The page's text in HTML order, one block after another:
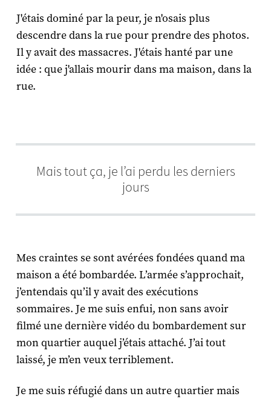
J'étais dominé par la peur, je n'osais plus
descendre dans la rue pour prendre des photos.
Il y avait des massacres. J'étais hanté par une
idée : que j'allais mourir dans ma maison, dans la
rue.
Mais tout ça, je l’ai perdu les derniers
jours
Mes craintes se sont avérées fondées quand ma
maison a été bombardée. L’armée s’approchait,
j’entendais qu’il y avait des exécutions
sommaires. Je me suis enfui, non sans avoir
filmé une dernière vidéo du bombardement sur
mon quartier auquel j’étais attaché. J’ai tout
laissé, je m’en veux terriblement.
Je me suis réfugié dans un autre quartier mais